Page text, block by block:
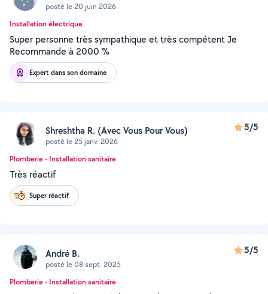
posté le 20 juin 2026
Installation électrique
Super personne très sympathique et très compétent Je
Recommande à 2000 %
Expert dans son domaine
Shreshtha R. (Avec Vous Pour Vous)
posté le 25 janv. 2026
5/5
Plomberie - Installation sanitaire
Très réactif
Super réactif
André B.
posté le 08 sept. 2025
5/5
Plomberie - Installation sanitaire